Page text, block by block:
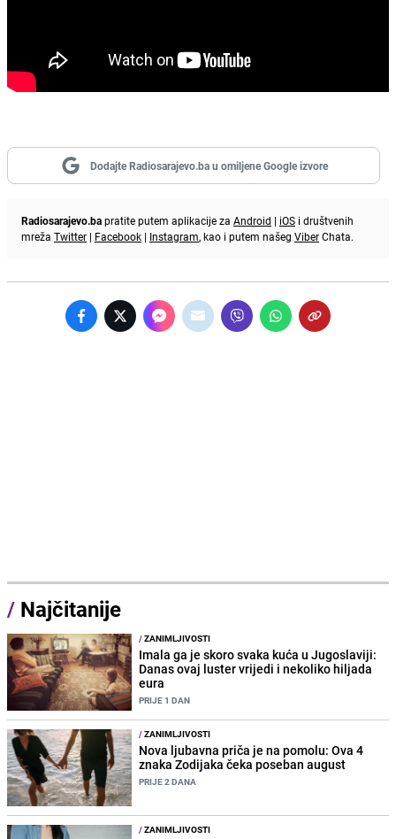
Dodajte Radiosarajevo.ba u omiljene Google izvore
Radiosarajevo.bapratite putem aplikacije za Android | iOS i društvenih
mreža Twitter | Facebook | Instagram, kao i putem našeg ViberChata.
/ Najčitanije
/ZANIMLJIVOSTI
Imala ga je skoro svaka kuća u Jugoslaviji:
Danas ovaj luster vrijedi i nekoliko hiljada
eura
PRIJE 1 DAN
/ZANIMLJIVOSTI
Nova ljubavna priča je na pomolu: Ova 4
znaka Zodijaka čeka poseban august
PRIJE 2 DANA
/ZANIMLJIVOSTI